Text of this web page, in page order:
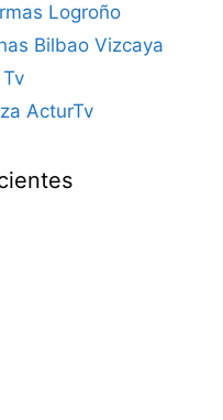
Logroño
Bilbao Vizcaya
ActurTv